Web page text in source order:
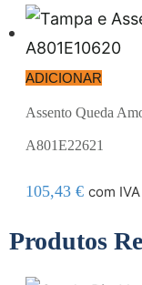
ADICIONAR
Assento Queda
A801E22621
105,43 € com IVA
Produtos